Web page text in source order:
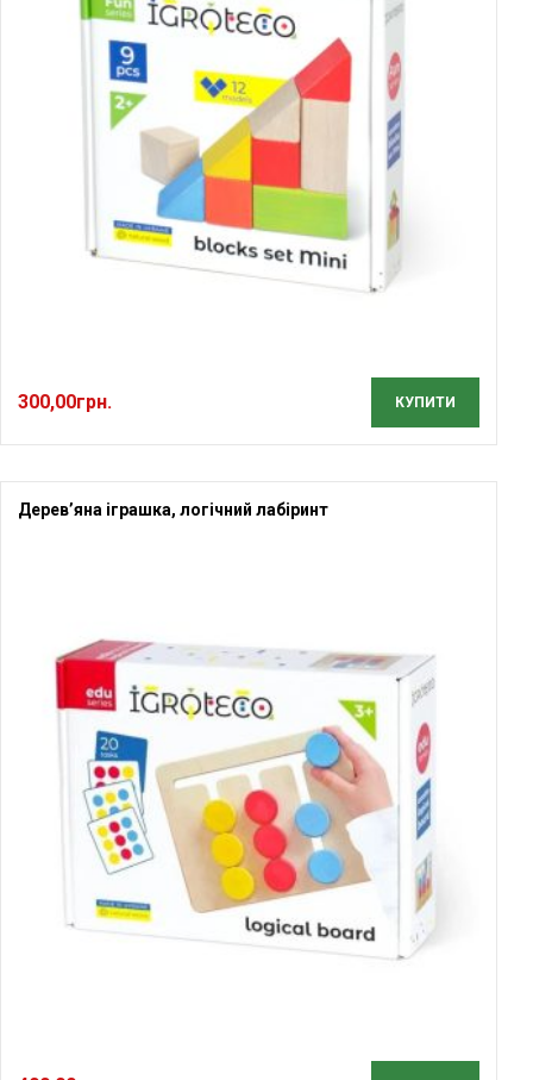
300,00грн. КУПИТИ
Дерев’яна іграшка, логічний лабіринт